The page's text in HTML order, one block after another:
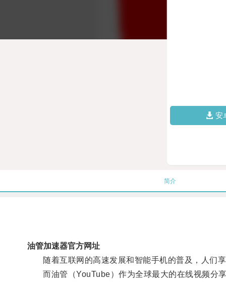
安
简介
油管加速器官方网址
随着互联网的高速发展和智能手机的普及，人们享
而油管（YouTube）作为全球最大的在线视频分享